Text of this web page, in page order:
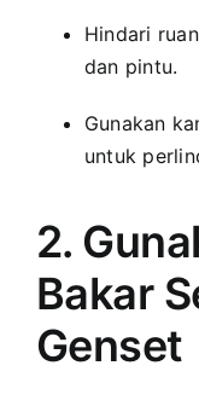
Hindari
dan pintu.
Gunakan
untuk
2.
Bakar
Genset